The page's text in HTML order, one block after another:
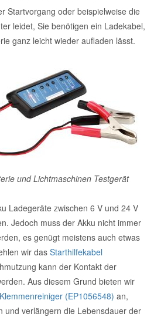
Startvorgang oder beispielweise die
leidet, Sie benötigen ein Ladekabel,
ganz leicht wieder aufladen lässt.
und Lichtmaschinen Testgerät
Ladegeräte zwischen 6 V und 24 V
Jedoch muss der Akku nicht immer
es genügt meistens auch etwas
wir das Starthilfekabel
kann der Kontakt der
Aus diesem Grund bieten wir
(EP1056548) an,
und verlängern die Lebensdauer der